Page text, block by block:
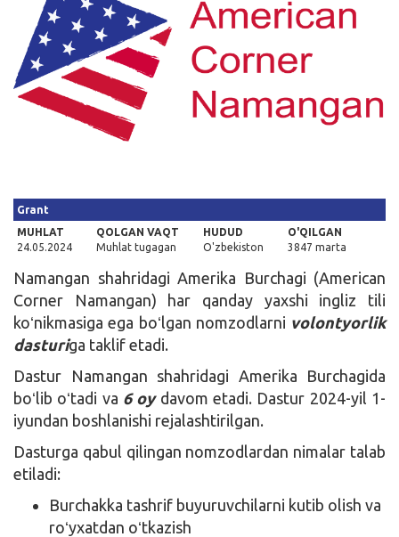
Qidirish
Kirish
Grant
MUHLAT
24.05.2024
QOLGAN VAQT
Muhlat tugagan
HUDUD
O'zbekiston
O'QILGAN
3847 marta
Namangan shahridagi Amerika Burchagi (American
Corner Namangan) har qanday yaxshi ingliz tili
koʻnikmasiga ega boʻlgan nomzodlarni volontyorlik
dasturiga taklif etadi.
Dastur Namangan shahridagi Amerika Burchagida
boʻlib oʻtadi va 6 oydavom etadi. Dastur 2024-yil 1-
iyundan boshlanishi rejalashtirilgan.
Dasturga qabul qilingan nomzodlardan nimalar talab
etiladi:
Burchakka tashrif buyuruvchilarni kutib olish va
roʻyxatdan oʻtkazish